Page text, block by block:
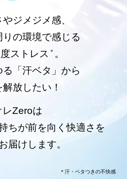
ジメジメ感、
の環境で感じる
ストレス ＊ 。
「汗ベタ」から
放したい！
レZeroは
ちが前を向く快適さを
届けします。
＊汗・ベタつきの不快感